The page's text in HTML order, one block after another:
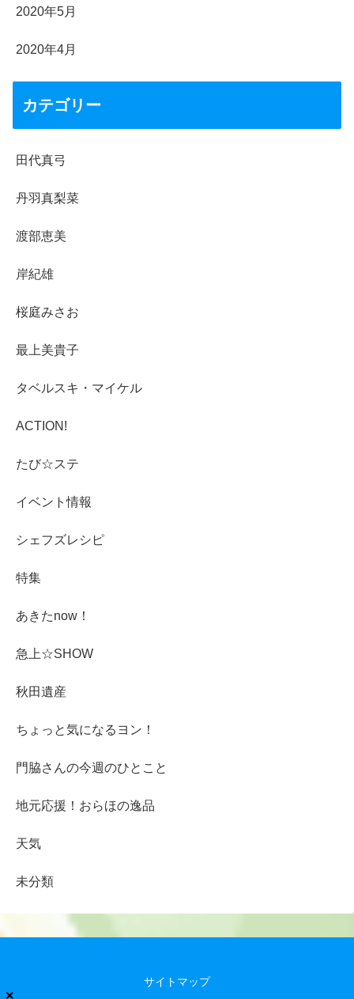
×
2020年5月
2020年4月
カテゴリー
田代真弓
丹羽真梨菜
渡部恵美
岸紀雄
桜庭みさお
最上美貴子
タベルスキ・マイケル
ACTION!
たび☆ステ
イベント情報
シェフズレシピ
特集
あきたnow！
急上☆SHOW
秋田遺産
ちょっと気になるヨン！
門脇さんの今週のひとこと
地元応援！おらほの逸品
天気
未分類
サイトマップ